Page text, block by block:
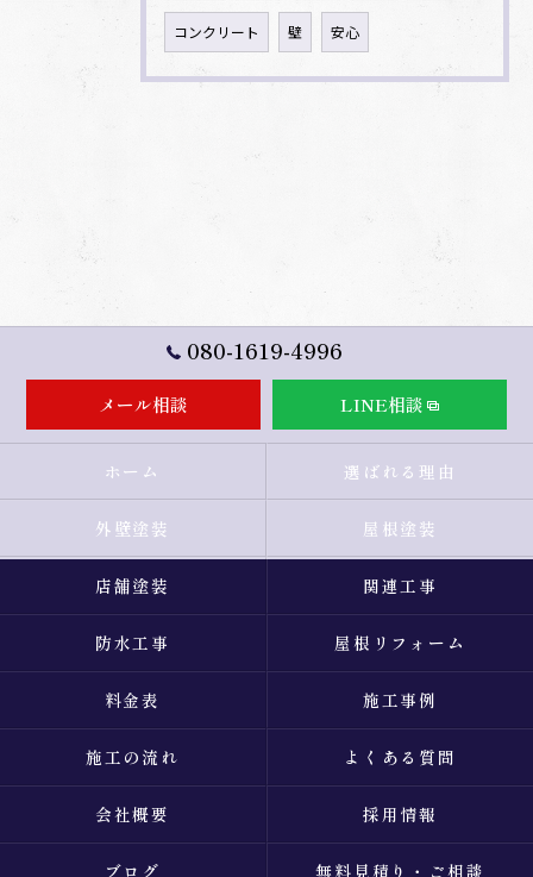
コンクリート 壁 安心
080-1619-4996
メール相談 LINE相談
ホーム 選ばれる理由
外壁塗装 屋根塗装
店舗塗装 関連工事
防水工事 屋根リフォーム
料金表 施工事例
施工の流れ よくある質問
会社概要 採用情報
ブログ 無料見積り・ご相談